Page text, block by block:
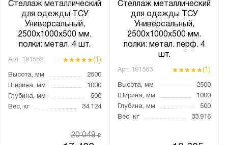
Стеллаж металлический
для одежды ТСУ
Универсальный,
2500х1000х500 мм.
полки: метал. 4 шт.
Арт. 191562 (1)
Высота, мм
2500
Ширина, мм
1000
Глубина, мм
500
Вес, кг
34.124
20 048₽
Стеллаж металлический
для одежды ТСУ
Универсальный,
2500х1000х500 мм.
полки: метал. перф. 4
шт.
Арт. 191563 (1)
Высота, мм
2500
Ширина, мм
1000
Глубина, мм
500
Вес, кг
33.916
Векстор 500
Векстор Т
МКФ
МС-900